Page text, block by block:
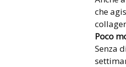
che
Poco
Senza